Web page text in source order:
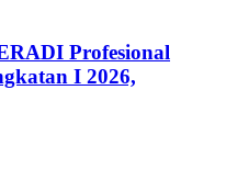
Profesional
I 2026,